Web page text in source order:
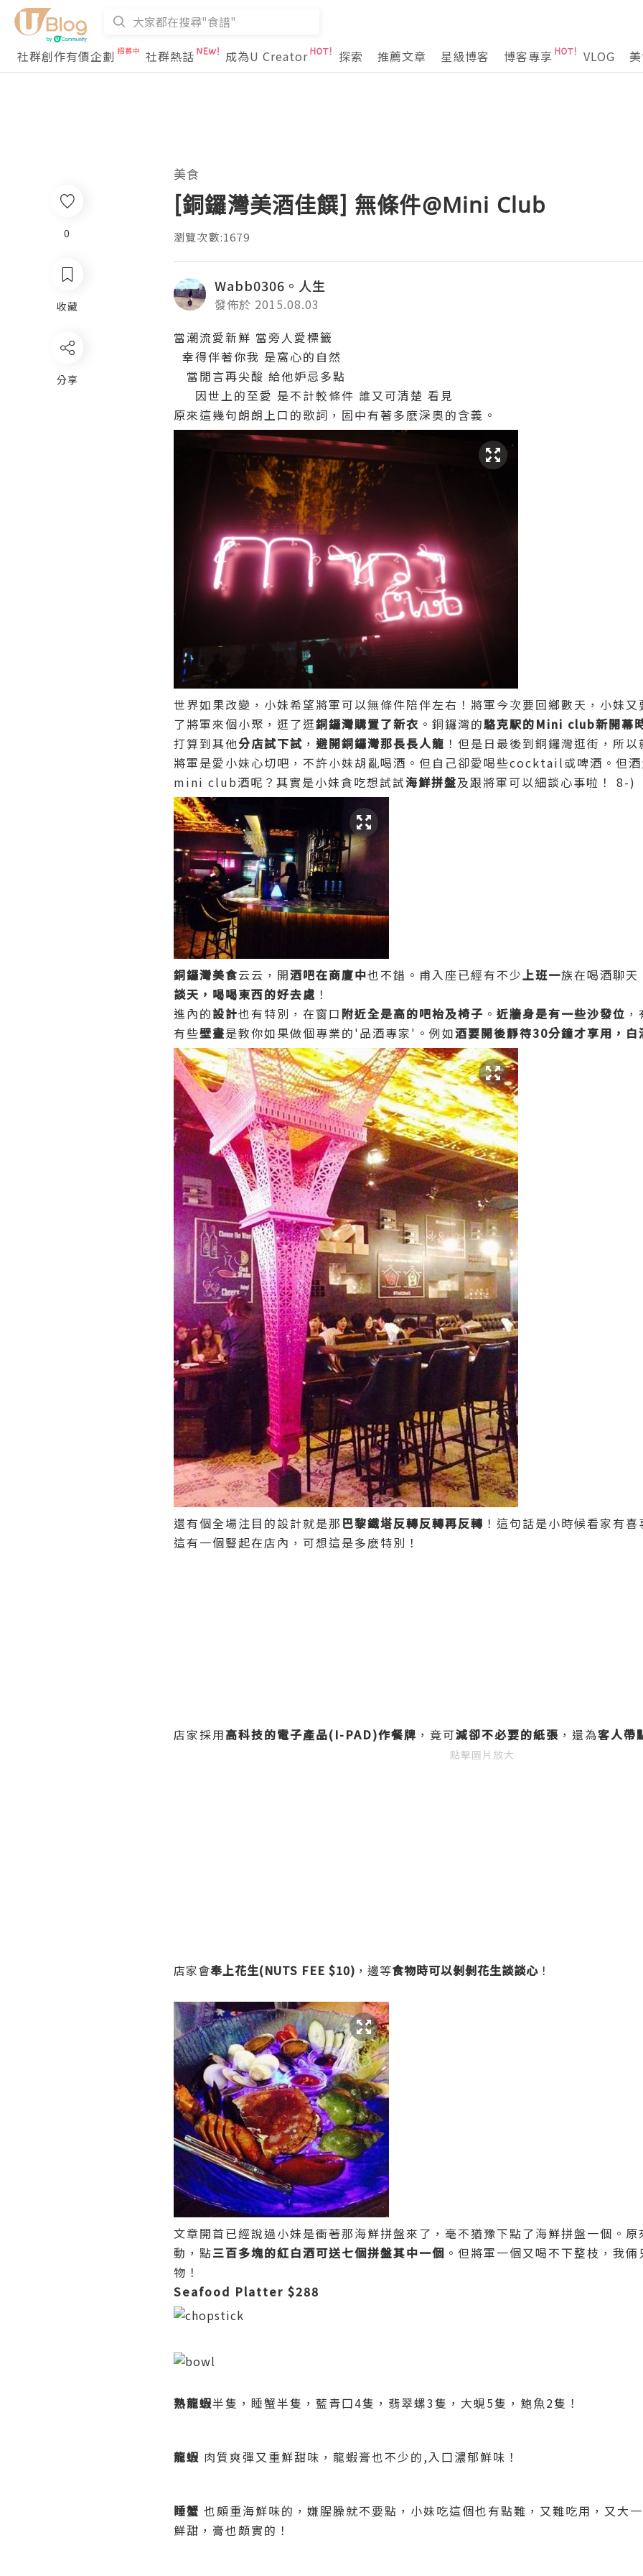
社群創作有價企劃
社群熱話 成為U Creator 探索 推薦文章 星級博客 博客專享 VLOG
0
收藏
分享
美食
[銅鑼灣美酒佳饌] 無條件@Mini Club
瀏覽次數:1679
Wabb0306。人生
發佈於 2015.08.03
當潮流愛新鮮 當旁人愛標籤
幸得伴著你我 是窩心的自然
當閒言再尖酸 給他妒忌多點
因世上的至愛 是不計較條件 誰又可清楚 看見
原來這幾句朗朗上口的歌詞，固中有著多麽深奧的含義。
世界如果改變，小妹希望將軍可以無條件陪伴左右！將軍今次要回鄉數天，小妹
了將軍來個小聚，逛了逛銅鑼灣購置了新衣 。銅鑼灣的駱克駅的Mini club新開幕
打算到其他分店試下試 ， 避開銅鑼灣那長長人龍 ！但是日最後到銅鑼灣逛街，所以
將軍是愛小妹心切吧，不許小妹胡亂喝酒。但自己卻愛喝些cocktail或啤酒。但
mini club酒呢？其實是小妹貪吃想試試海鮮拼盤及跟將軍可以細談心事啦！ 8-)
銅鑼灣美食云云，開酒吧在商廈中也不錯。甫入座已經有不少上班一族在喝酒聊天
談天，喝喝東西的好去處 ！
進內的設計也有特別，在窗口 附近全是高的吧枱及椅子 。 近牆身是有一些沙發位
有些壁畫是教你如果做個專業的'品酒專家'。例如酒要開後靜待30分鐘才享用，白
還有個全場注目的設計就是那 巴黎鐵塔反轉反轉再反轉 ！這句話是小時候看家有
這有一個豎起在店內，可想這是多麽特別！
店家採用高科技的電子產品(I-PAD)作餐牌 ，竟可減卻不必要的紙張 ，還為客人帶
點擊圖片放大
店家會奉上花生(NUTS FEE $10) ，邊等食物時可以剝剝花生談談心 ！
文章開首已經說過小妹是衝著那海鮮拼盤來了，毫不猶豫下點了海鮮拼盤一個。
動，點三百多塊的紅白酒可送七個拼盤其中一個 。但將軍一個又喝不下整枝，我倆
物！
Seafood Platter $288
熟龍蝦半隻，睡蟹半隻，藍青囗4隻，翡翠螺3隻，大蜆5隻，鮑魚2隻！
龍蝦 肉質爽彈又重鮮甜味，龍蝦膏也不少的,入囗濃郁鮮味！
睡蟹 也頗重海鮮味的，嫌腥臊就不要點，小妹吃這個也有點難，又難吃用，又大
鮮甜，膏也頗實的！